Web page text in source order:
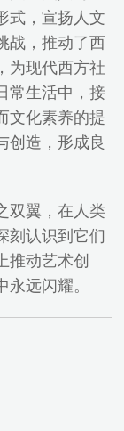
式，宣扬人文
战，推动了西
为现代西方社
常生活中，接
文化素养的提
创造，形成良
双翼，在人类
刻认识到它们
推动艺术创
远闪耀。